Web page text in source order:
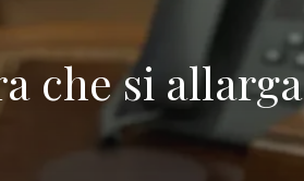
che si allarga